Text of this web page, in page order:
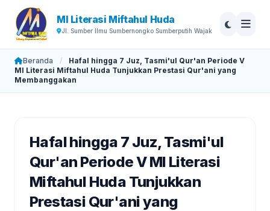
MI Literasi Miftahul Huda
Jl. Sumber Ilmu Sumbernongko Sumberputih Wajak
Beranda /
Hafal hingga 7 Juz, Tasmi'ul Qur'an Periode V
MI Literasi Miftahul Huda Tunjukkan Prestasi Qur'ani yang
Membanggakan
Hafal hingga 7 Juz, Tasmi'ul
Qur'an Periode V MI Literasi
Miftahul Huda Tunjukkan
Prestasi Qur'ani yang